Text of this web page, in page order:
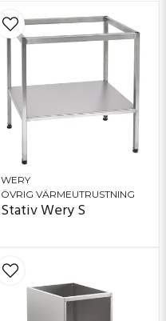
WERY
ÖVRIG VÄRMEUTRUSTNING
Stativ Wery S